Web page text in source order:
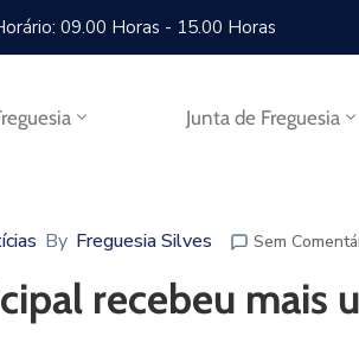
09.00 Horas - 15.00 Horas
Junta de Freguesia
By Freguesia Silves Sem
recebeu mais